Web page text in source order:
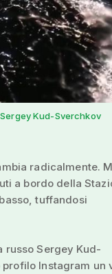
Kud-Sverchkov
radicalmente.
a bordo della
tuffandosi
russo Sergey Kud-
Instagram un